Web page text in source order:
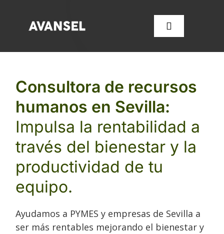
contenido
Toggle
CONÓCENOS
OFERTAS DE EMPLEO
Consultora de recursos
humanos en Sevilla:
Impulsa la rentabilidad a
través del bienestar y la
productividad de tu
equipo.
Ayudamos a PYMES y empresas de Sevilla a
ser más rentables mejorando el bienestar y